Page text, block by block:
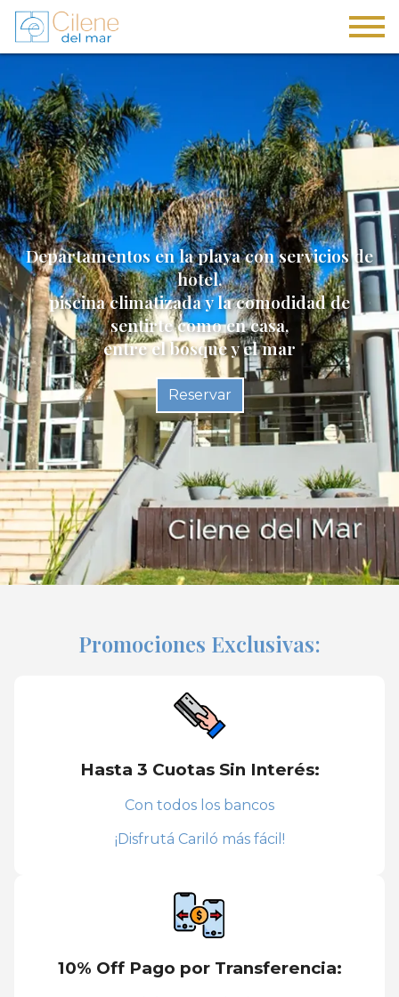
Departamentos en la playa con servicios de
hotel,
piscina climatizada y la comodidad de
sentirte como en casa,
entre el bosque y el mar
Reservar
Promociones Exclusivas:
Hasta 3 Cuotas Sin Interés:
Con todos los bancos
¡Disfrutá Cariló más fácil!
10% Off Pago por Transferencia: